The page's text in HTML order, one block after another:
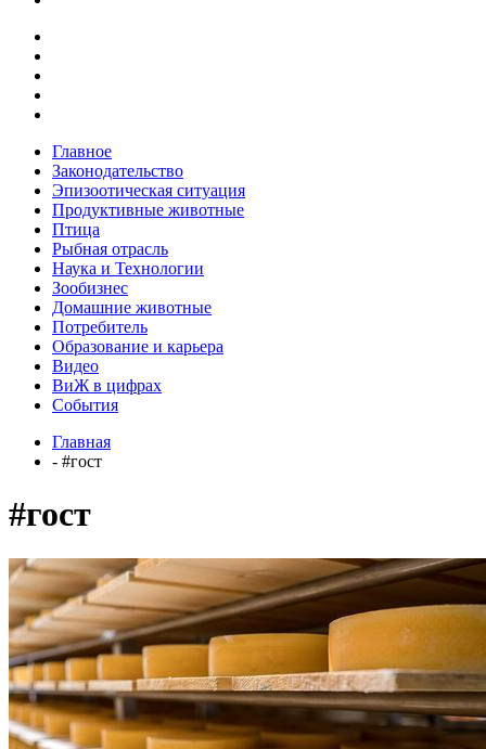
Главное
Законодательство
Эпизоотическая ситуация
Продуктивные животные
Птица
Рыбная отрасль
Наука и Технологии
Зообизнес
Домашние животные
Потребитель
Образование и карьера
Видео
ВиЖ в цифрах
События
Главная
- #гост
#гост